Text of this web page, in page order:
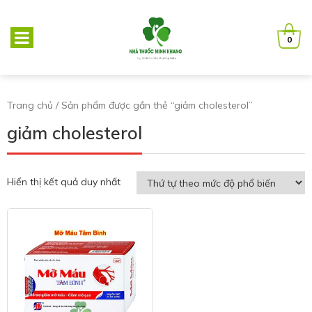
0
Trang chủ / Sản phẩm được gắn thẻ “giảm cholesterol”
giảm cholesterol
Hiển thị kết quả duy nhất